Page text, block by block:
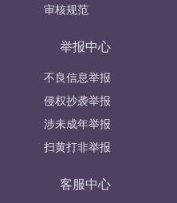
审核规范
举报中心
不良信息举报
侵权抄袭举报
涉未成年举报
扫黄打非举报
客服中心